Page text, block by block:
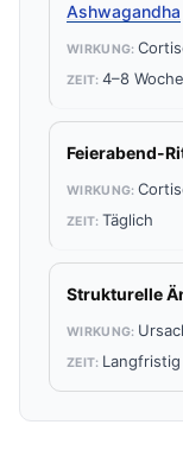
Ashwagandha
4–8
Feierabend-
Täglich
Strukturelle
Langfristig